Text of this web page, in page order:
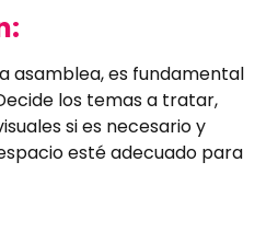
asamblea, es fundamental
los temas a tratar,
si es necesario y
esté adecuado para